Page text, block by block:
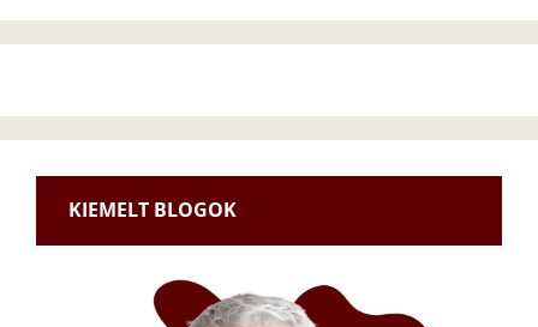
KIEMELT BLOGOK